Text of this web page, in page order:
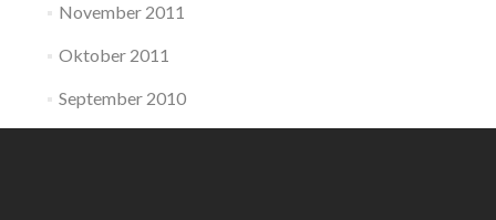
November 2011
Oktober 2011
September 2010